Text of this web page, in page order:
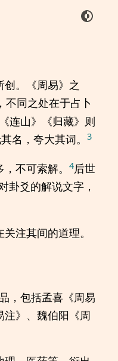
。《周易》之
不同之处在于占卜
连山》《归藏》则
名，夸大其词。 3
不可索解。 4后世
卦爻的解说文字，
注其间的道理。
，包括孟喜《周易
》、魏伯阳《周